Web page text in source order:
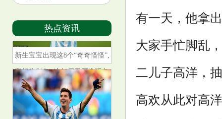
热点资讯
新生宝宝出现这8个“奇奇怪怪”,
宝妈先别急, 这都属于正常现象
有一天，他拿
大家手忙脚乱
二儿子高洋，
高欢从此对高